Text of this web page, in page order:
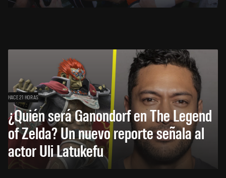
HACE 21 HORAS
¿Quién será Ganondorf en The Legend
of Zelda? Un nuevo reporte señala al
actor Uli Latukefu